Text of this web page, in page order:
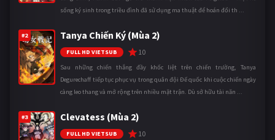
sống ký sinh trong triều đình đã sử dụng ma thuật để hoán đổi th ...
#2 Tanya Chiến Ký (Mùa 2)
FULL HD VIETSUB 10
Sau những chiến thắng đầy khốc liệt trên chiến trường, Tanya
Degurechaff tiếp tục phục vụ trong quân đội Đế quốc khi cuộc chiến ngày
càng leo thang và mở rộng trên nhiều mặt trận. Dù sở hữu tài năn ...
#3 Clevatess (Mùa 2)
FULL HD VIETSUB 10